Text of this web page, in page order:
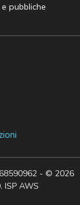
pubbliche
- © 2026
ISP AWS